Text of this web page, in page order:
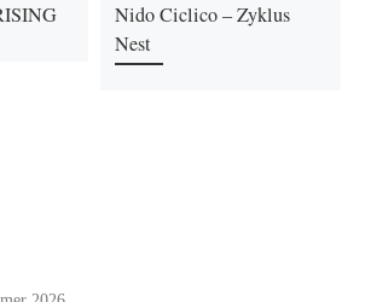
Nido Ciclico – Zyklus
Nest